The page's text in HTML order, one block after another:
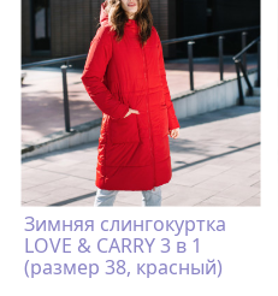
Зимняя слингокуртка
LOVE & CARRY 3 в 1
(размер 38, красный)